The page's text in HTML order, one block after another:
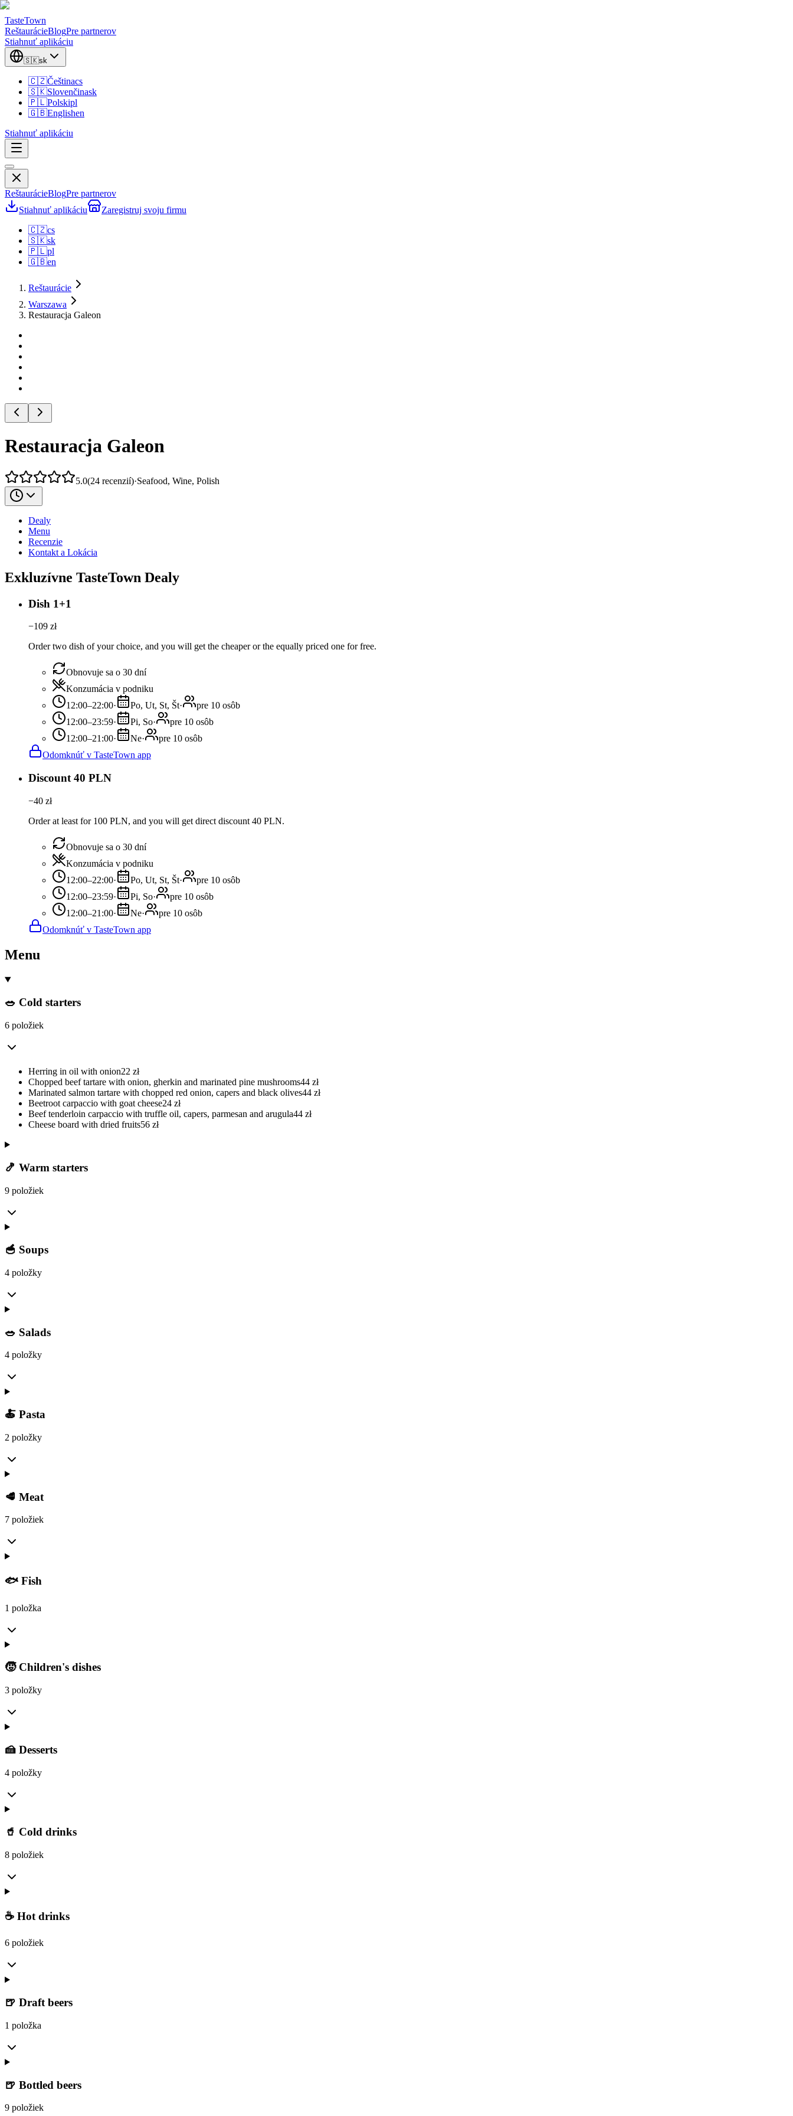
TasteTown
ReštaurácieBlogPre partnerov
Stiahnuť aplikáciu
🇸🇰sk
🇨🇿Češtinacs
🇸🇰Slovenčinask
🇵🇱Polskipl
🇬🇧Englishen
Stiahnuť aplikáciu
ReštaurácieBlogPre partnerov
Stiahnuť aplikáciu
Zaregistruj svoju firmu
🇨🇿cs
🇸🇰sk
🇵🇱pl
🇬🇧en
Reštaurácie
Warszawa
Restauracja Galeon
Restauracja Galeon
5.0(24 recenzií)·Seafood, Wine, Polish
Dealy
Menu
Recenzie
Kontakt a Lokácia
Exkluzívne TasteTown Dealy
Dish 1+1
−109 zł
Order two dish of your choice, and you will get the cheaper or the equally priced one for free.
Obnovuje sa o 30 dní
Konzumácia v podniku
12:00–22:00· Po, Ut, St, Št·
pre 10 osôb
12:00–23:59· Pi, So·
pre 10 osôb
12:00–21:00· Ne·
pre 10 osôb
Odomknúť v TasteTown app
Discount 40 PLN
−40 zł
Order at least for 100 PLN, and you will get direct discount 40 PLN.
Obnovuje sa o 30 dní
Konzumácia v podniku
12:00–22:00· Po, Ut, St, Št·
pre 10 osôb
12:00–23:59· Pi, So·
pre 10 osôb
12:00–21:00· Ne·
pre 10 osôb
Odomknúť v TasteTown app
Menu
🥗 Cold starters
6 položiek
Herring in oil with onion22 zł
Chopped beef tartare with onion, gherkin and marinated pine mushrooms44 zł
Marinated salmon tartare with chopped red onion, capers and black olives44 zł
Beetroot carpaccio with goat cheese24 zł
Beef tenderloin carpaccio with truffle oil, capers, parmesan and arugula44 zł
Cheese board with dried fruits56 zł
🍤 Warm starters
9 položiek
🥣 Soups
4 položky
🥗 Salads
4 položky
🍝 Pasta
2 položky
🥩 Meat
7 položiek
🐟 Fish
1 položka
🧒 Children's dishes
3 položky
🍰 Desserts
4 položky
🥤 Cold drinks
8 položiek
☕ Hot drinks
6 položiek
🍺 Draft beers
1 položka
🍺 Bottled beers
9 položiek